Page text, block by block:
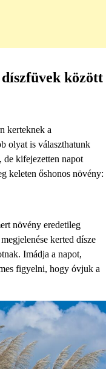
között
kerteknek a
olyat is választhatunk
de kifejezetten napot
keleten őshonos növény:
növény eredetileg
kerted dísze
Imádja a napot,
figyelni, hogy óvjuk a